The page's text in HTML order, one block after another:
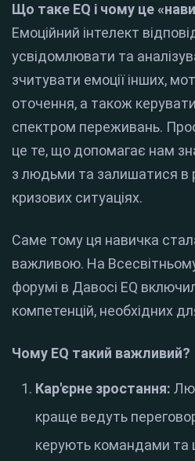
Що таке EQ і чому це
Емоційний інтелект
усвідомлювати та
зчитувати емоції інших,
оточення, а також
спектром переживань.
це те, що допомагає нам
з людьми та залишатися в
кризових ситуаціях.
Саме тому ця навичка
важливою. На
форумі в Давосі EQ
компетенцій, необхідних
Чому EQ такий важливий?
Кар'єрне зростання:
краще ведуть
керують командами